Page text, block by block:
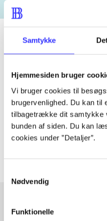
Samtykke
Hjemmesiden bruger
Vi bruger cookies til
brugervenlighed. Du kan til
tilbagetrække dit samtykke
bunden af siden. Du kan
cookies under ”Detaljer”.
Nødvendig
Funktionelle
Artiklen er en del af
lorem ipsum
Artiklerne i handler ofte om